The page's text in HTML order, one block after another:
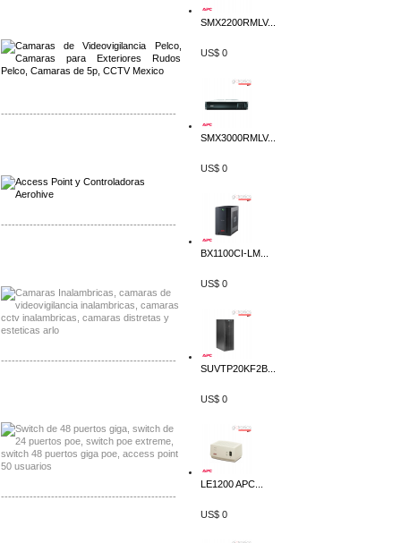
-------------------------------------------------
-------------------------------------------------
-------------------------------------------------
-------------------------------------------------
SMX2200RMLV...
US$ 0
SMX3000RMLV...
US$ 0
BX1100CI-LM...
US$ 0
SUVTP20KF2B...
US$ 0
LE1200 APC...
US$ 0